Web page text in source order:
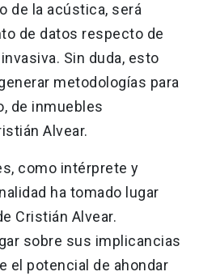
de la acústica, será
de datos respecto de
Sin duda, esto
metodologías para
de inmuebles
Alvear.
como intérprete y
ha tomado lugar
Cristián Alvear.
sobre sus implicancias
el potencial de ahondar